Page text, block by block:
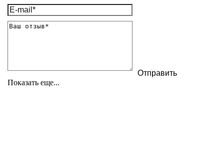
Показать еще...